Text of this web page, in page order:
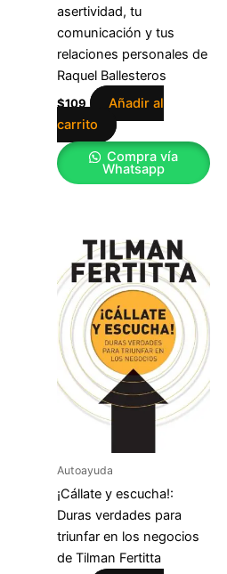
asertividad, tu
comunicación y tus
relaciones personales de
Raquel Ballesteros
$109
Añadir al
carrito
Compra vía
Whatsapp
Autoayuda
¡Cállate y escucha!:
Duras verdades para
triunfar en los negocios
de Tilman Fertitta